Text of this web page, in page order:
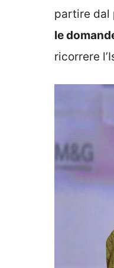
partire dal
le
ricorrere